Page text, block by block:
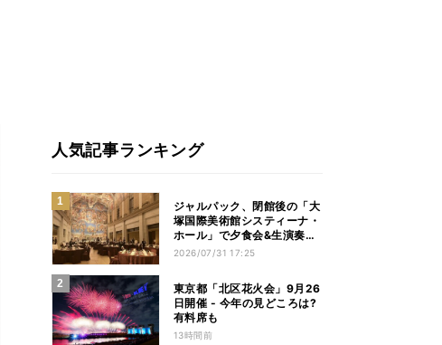
人気記事ランキング
ジャルパック、閉館後の「大
塚国際美術館システィーナ・
ホール」で夕食会&生演奏を
楽しむツアーを販売 – 徳島を
2026/07/31 17:25
東京都「北区花火会」9月26
日開催 - 今年の見どころは?
有料席も
13時間前